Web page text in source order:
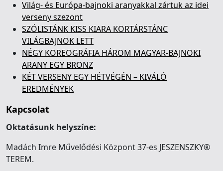
Világ- és Európa-bajnoki aranyakkal zártuk az idei
verseny szezont
SZÓLISTÁNK KISS KIARA KORTÁRSTÁNC
VILÁGBAJNOK LETT
NÉGY KOREOGRÁFIA HÁROM MAGYAR-BAJNOKI
ARANY EGY BRONZ
KÉT VERSENY EGY HÉTVÉGÉN – KIVÁLÓ
EREDMÉNYEK
Kapcsolat
Oktatásunk helyszíne:
Madách Imre Művelődési Központ 37-es JESZENSZKY®
TEREM.